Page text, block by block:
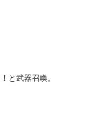
と武器召喚。